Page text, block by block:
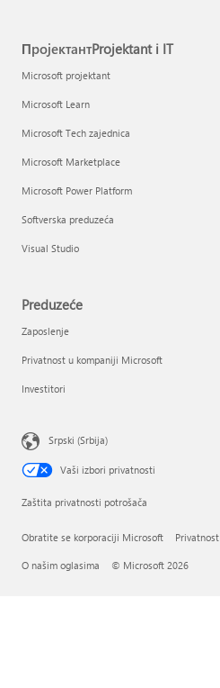
ПројектантProjektant i IT
Microsoft projektant
Microsoft Learn
Microsoft Tech zajednica
Microsoft Marketplace
Microsoft Power Platform
Softverska preduzeća
Visual Studio
Preduzeće
Zaposlenje
Privatnost u kompaniji Microsoft
Investitori
Srpski (Srbija)
Vaši izbori privatnosti
Zaštita privatnosti potrošača
Obratite se korporaciji Microsoft Privatnost
O našim oglasima © Microsoft 2026